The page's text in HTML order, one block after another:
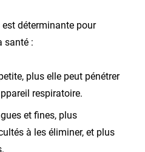
est déterminante pour
santé :
plus elle peut pénétrer
respiratoire.
et fines, plus
à les éliminer, et plus